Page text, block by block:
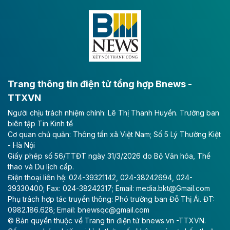
Keppel thoái toàn bộ vốn khỏi dự án
Empire City tại Thủ Thiêm
Tập đoàn Keppel (Singapore) bán toàn bộ 40% vốn
tại dự án Empire City với giá 270 triệu USD, chấm dứt
dự án.
Theo vnexpress.net
TP HCM cho phép chuyển mục đích sử
dụng gần 6.500 m2 đất làm khu nghỉ
dưỡng
UBND TP HCM cho phép Công ty Cổ phần Thủy Tiên
Bà Rịa - Vũng Tàu chuyển mục đích sử dụng gần
6.500 m2 đất tại phường Rạch Dừa để làm dự án Khu
khách sạn nghỉ dưỡng Đại Dương.
Theo vietnamfinance.vn
Trang thông tin điện tử tổng hợp Bnews -
TTXVN
Người chịu trách nhiệm chính: Lê Thị Thanh Huyền. Trưởng ban
biên tập Tin Kinh tế
Cơ quan chủ quản: Thông tấn xã Việt Nam; Số 5 Lý Thường Kiệt
- Hà Nội
Giấy phép số 56/TTĐT ngày 31/3/2026 do Bộ Văn hóa, Thể
thao và Du lịch cấp.
Điện thoại liên hệ: 024-39321142, 024-38242694, 024-
39330400; Fax: 024-38242317; Email: media.bkt@Gmail.com
Phụ trách hợp tác truyền thông: Phó trưởng ban Đỗ Thị Ái. ĐT:
0982.186.628; Email: bnewsqc@gmail.com
© Bản quyền thuộc về Trang tin điện tử bnews.vn -TTXVN.